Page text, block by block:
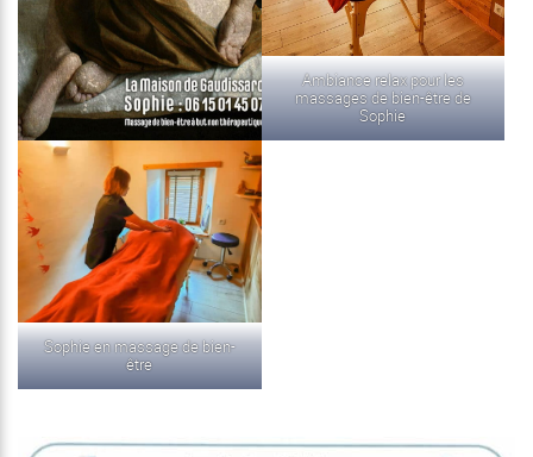
Ambiance relax pour les
massages de bien-être de
Sophie
Sophie en massage de bien-
être